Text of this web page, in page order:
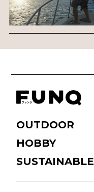
OUTDOOR
HOBBY
SUSTAINABLE